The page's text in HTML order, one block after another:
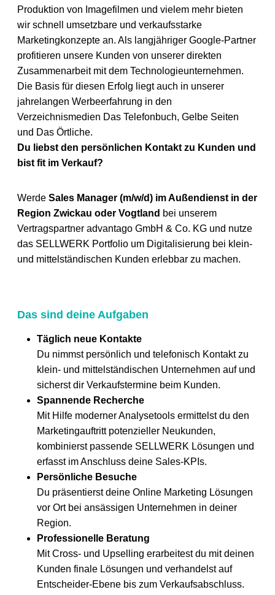
Produktion von Imagefilmen und vielem mehr bieten
wir schnell umsetzbare und verkaufsstarke
Marketingkonzepte an. Als langjähriger Google-Partner
profitieren unsere Kunden von unserer direkten
Zusammenarbeit mit dem Technologieunternehmen.
Die Basis für diesen Erfolg liegt auch in unserer
jahrelangen Werbeerfahrung in den
Verzeichnismedien Das Telefonbuch, Gelbe Seiten
und Das Örtliche.
Du liebst den persönlichen Kontakt zu Kunden und
bist fit im Verkauf?
WerdeSales Manager (m/w/d) im Außendienst in der
Region Zwickau oder Vogtland bei unserem
Vertragspartner advantago GmbH & Co. KG und nutze
das SELLWERK Portfolio um Digitalisierung bei klein-
und mittelständischen Kunden erlebbar zu machen.
Das sind deine Aufgaben
Täglich neue Kontakte
Du nimmst persönlich und telefonisch Kontakt zu
klein- und mittelständischen Unternehmen auf und
sicherst dir Verkaufstermine beim Kunden.
Spannende Recherche
Mit Hilfe moderner Analysetools ermittelst du den
Marketingauftritt potenzieller Neukunden,
kombinierst passende SELLWERK Lösungen und
erfasst im Anschluss deine Sales-KPIs.
Persönliche Besuche
Du präsentierst deine Online Marketing Lösungen
vor Ort bei ansässigen Unternehmen in deiner
Region.
Professionelle Beratung
Mit Cross- und Upselling erarbeitest du mit deinen
Kunden finale Lösungen und verhandelst auf
Entscheider-Ebene bis zum Verkaufsabschluss.